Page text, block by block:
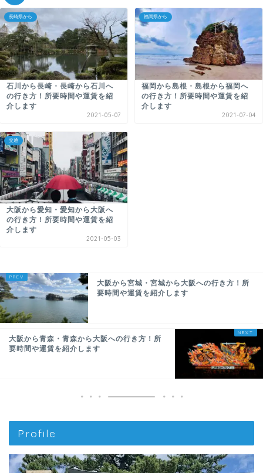
長崎県から
石川から長崎・長崎から石川へ
の行き方！所要時間や運賃を紹
介します
2021-05-07
福岡県から
福岡から島根・島根から福岡へ
の行き方！所要時間や運賃を紹
介します
2021-07-04
交通
大阪から愛知・愛知から大阪へ
の行き方！所要時間や運賃を紹
介します
2021-05-03
大阪から宮城・宮城から大阪への行き方！所
要時間や運賃を紹介します
大阪から青森・青森から大阪への行き方！所
要時間や運賃を紹介します
Profile